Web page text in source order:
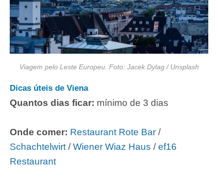
Viagem pelo Leste Europeu. Foto: Jacek Dylag / Unsplash
Dicas úteis de Viena
Quantos dias ficar: mínimo de 3 dias
Onde comer: Restaurant Rote Bar /
Schachtelwirt /Wiener Wiaz Haus /ef16
Restaurant